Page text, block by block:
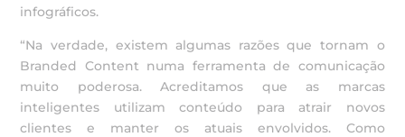
infográficos.
“Na verdade, existem algumas razões que tornam o
Branded Content numa ferramenta de comunicação
muito poderosa. Acreditamos que as marcas
inteligentes utilizam conteúdo para atrair novos
clientes e manter os atuais envolvidos. Como